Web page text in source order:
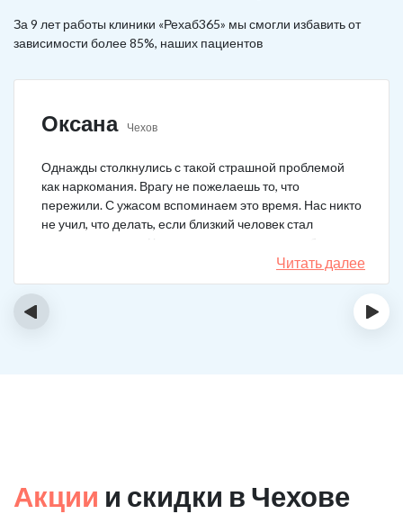
За 9 лет работы клиники «Рехаб365» мы смогли избавить от
зависимости более 85%, наших пациентов
Оксана Чехов
Однажды столкнулись с такой страшной проблемой
как наркомания. Врагу не пожелаешь то, что
пережили. С ужасом вспоминаем это время. Нас никто
не учил, что делать, если близкий человек стал
наркозависимым. Честно говоря, надежды не было,
думали, что все лечение бесполезно, но решили
попробовать и отправить родственника в клинику на
Читать далее
‹ ›
Акции и скидки в Чехове